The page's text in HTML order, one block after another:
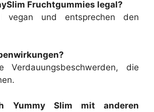
Fruchtgummies legal?
und entsprechen den
Verdauungsbeschwerden, die
Yummy Slim mit anderen